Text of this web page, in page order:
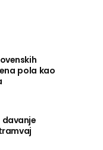
pola kao
davanje